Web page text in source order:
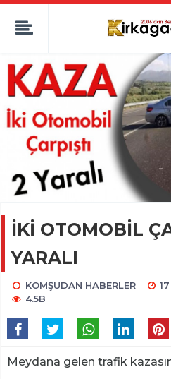
İKİ OTOMOBİL
YARALI
KOMŞUDAN HABERLER
4.5B
Meydana gelen trafik